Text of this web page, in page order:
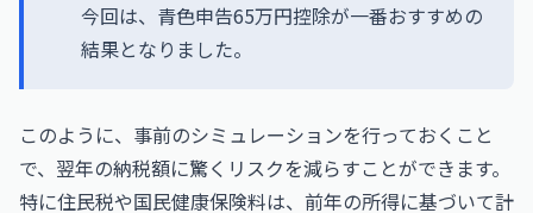
今回は、青色申告65万円控除が一番おすすめの
結果となりました。
このように、事前のシミュレーションを行っておくこと
で、翌年の納税額に驚くリスクを減らすことができます。
特に住民税や国民健康保険料は、前年の所得に基づいて計